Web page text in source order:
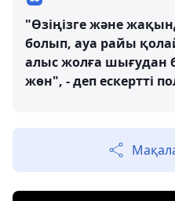
"Өзіңізге және
болып, ауа райы
алыс жолға шығудан
жөн", - деп ескертті